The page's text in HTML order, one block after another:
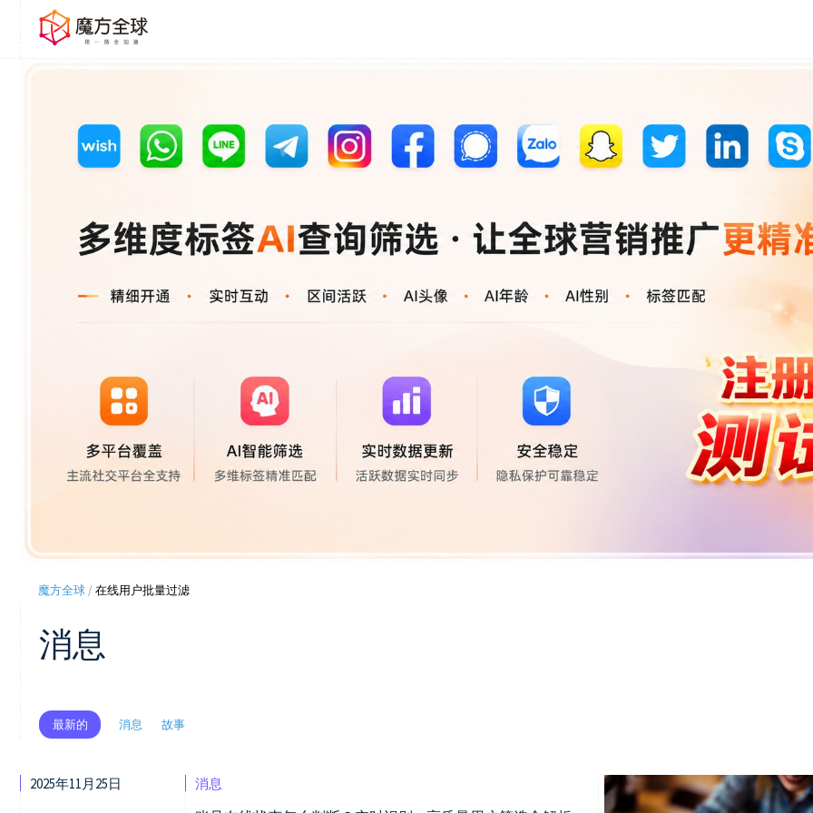
魔方全球 /在线用户批量过滤
消息
最新的 消息 故事
2025年11月25日 消息